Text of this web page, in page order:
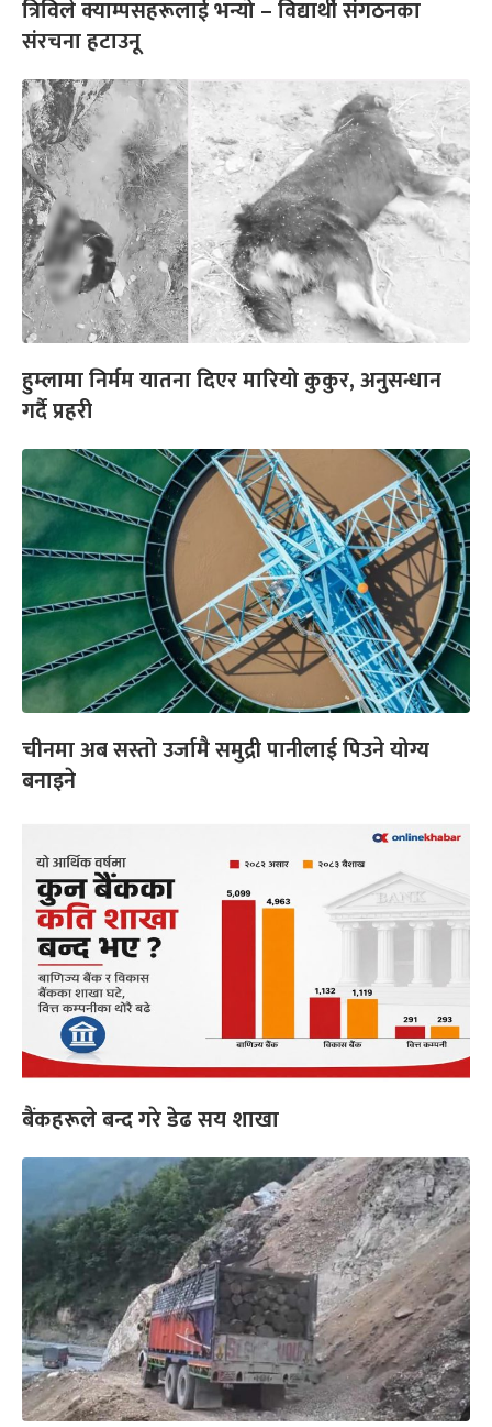
त्रिविले क्याम्पसहरूलाई भन्यो – विद्यार्थी संगठनका
संरचना हटाउनू
हुम्लामा निर्मम यातना दिएर मारियो कुकुर, अनुसन्धान
गर्दै प्रहरी
चीनमा अब सस्तो उर्जामै समुद्री पानीलाई पिउने योग्य
बनाइने
बैंकहरूले बन्द गरे डेढ सय शाखा